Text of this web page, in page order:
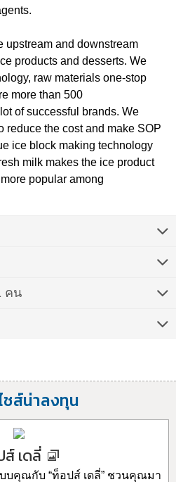
upstream and downstream
products and desserts. We
raw materials one-stop
more than 500
of successful brands. We
reduce the cost and make SOP
ice block making technology
milk makes the ice product
popular among
คน
ชส์น่าลงทุน
เดลี่
คุณกับ “ท็อปส์ เดลี่” ชวนคุณมา